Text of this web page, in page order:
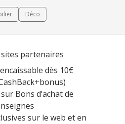
Déco
sites partenaires
dès 10€
Bons d’achat de
sur le web et en